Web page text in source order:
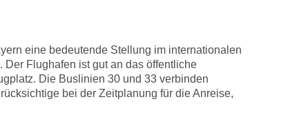
eine bedeutende Stellung im internationalen
Flughafen ist gut an das öffentliche
Die Buslinien 30 und 33 verbinden
bei der Zeitplanung für die Anreise,